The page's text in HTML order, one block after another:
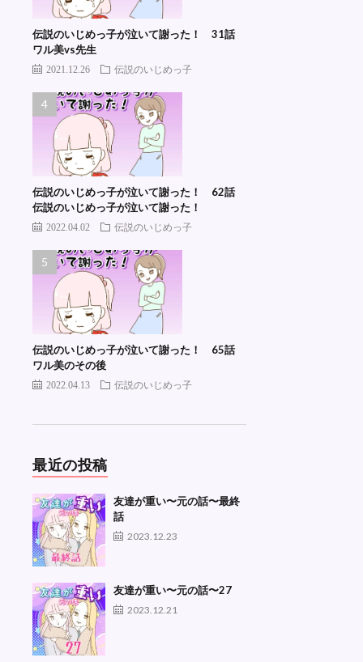
伝説のいじめっ子が泣いて謝った！ 31話
ワル美vs先生
2021.12.26 伝説のいじめっ子
伝説のいじめっ子が泣いて謝った！ 62話
伝説のいじめっ子が泣いて謝った！
2022.04.02 伝説のいじめっ子
伝説のいじめっ子が泣いて謝った！ 65話
ワル美のその後
2022.04.13 伝説のいじめっ子
最近の投稿
友達が重い〜元の話〜最終
話
2023.12.23
友達が重い〜元の話〜27
2023.12.21